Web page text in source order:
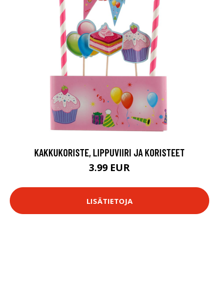
KAKKUKORISTE, LIPPUVIIRI JA KORISTEET
3.99 EUR
LISÄTIETOJA